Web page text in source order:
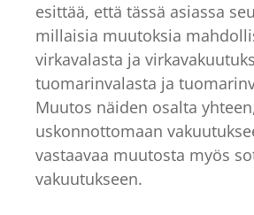
esittää, että tässä asiassa
millaisia muutoksia
virkavalasta ja
tuomarinvalasta ja
Muutos näiden osalta
uskonnottomaan
vastaavaa muutosta myös
vakuutukseen.